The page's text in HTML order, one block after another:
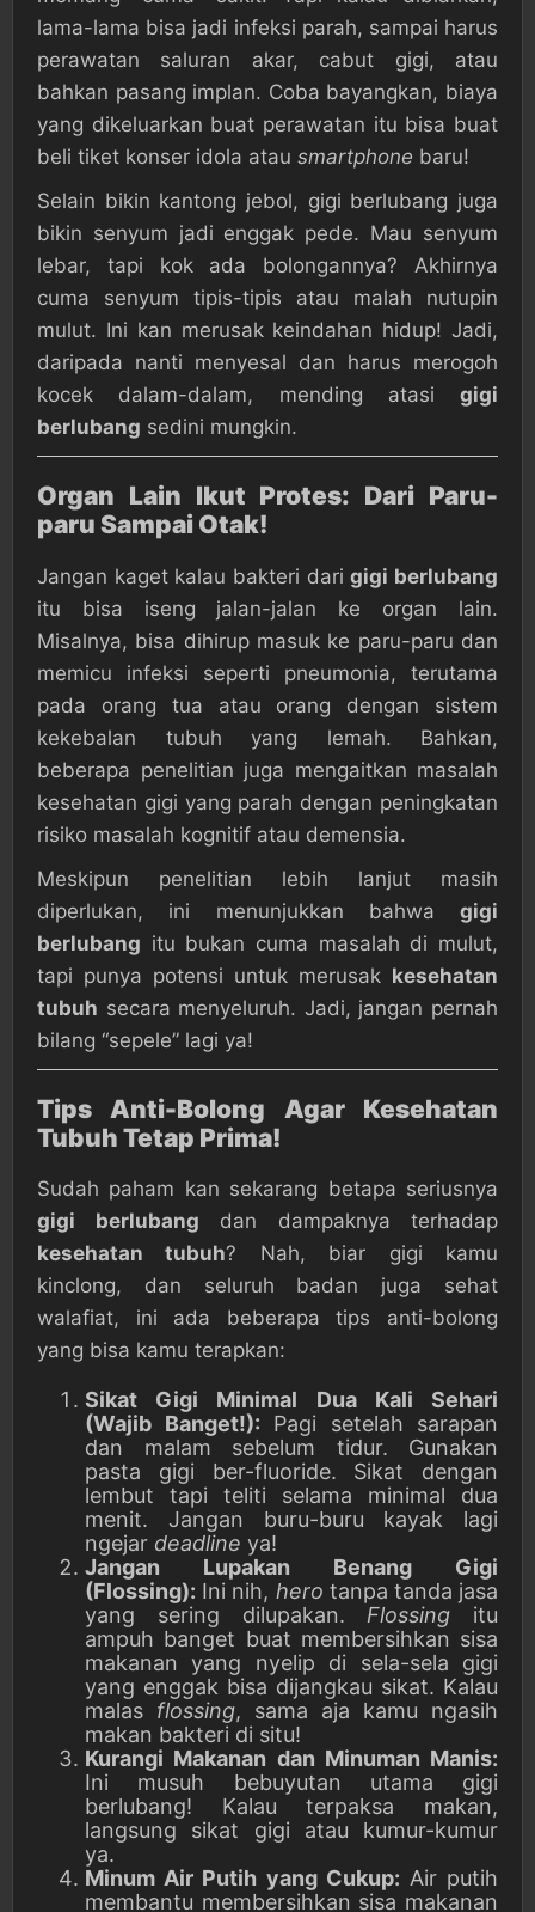
lama-lama bisa jadi infeksi parah, sampai harus
perawatan saluran akar, cabut gigi, atau
bahkan pasang implan. Coba bayangkan, biaya
yang dikeluarkan buat perawatan itu bisa buat
beli tiket konser idola atau smartphone baru!
Selain bikin kantong jebol, gigi berlubang juga
bikin senyum jadi enggak pede. Mau senyum
lebar, tapi kok ada bolongannya? Akhirnya
cuma senyum tipis-tipis atau malah nutupin
mulut. Ini kan merusak keindahan hidup! Jadi,
daripada nanti menyesal dan harus merogoh
kocek dalam-dalam, mending atasi gigi
berlubang sedini mungkin.
Organ Lain Ikut Protes: Dari Paru-
paru Sampai Otak!
Jangan kaget kalau bakteri darigigi berlubang
itu bisa iseng jalan-jalan ke organ lain.
Misalnya, bisa dihirup masuk ke paru-paru dan
memicu infeksi seperti pneumonia, terutama
pada orang tua atau orang dengan sistem
kekebalan tubuh yang lemah. Bahkan,
beberapa penelitian juga mengaitkan masalah
kesehatan gigi yang parah dengan peningkatan
risiko masalah kognitif atau demensia.
Meskipun penelitian lebih lanjut masih
diperlukan, ini menunjukkan bahwa gigi
berlubang itu bukan cuma masalah di mulut,
tapi punya potensi untuk merusak kesehatan
tubuh secara menyeluruh. Jadi, jangan pernah
bilang “sepele” lagi ya!
Tips Anti-Bolong Agar Kesehatan
Tubuh Tetap Prima!
Sudah paham kan sekarang betapa seriusnya
gigi berlubang dan dampaknya terhadap
kesehatan tubuh? Nah, biar gigi kamu
kinclong, dan seluruh badan juga sehat
walafiat, ini ada beberapa tips anti-bolong
yang bisa kamu terapkan:
Sikat Gigi Minimal Dua Kali Sehari
(Wajib Banget!): Pagi setelah sarapan
dan malam sebelum tidur. Gunakan
pasta gigi ber-fluoride. Sikat dengan
lembut tapi teliti selama minimal dua
menit. Jangan buru-buru kayak lagi
ngejar deadline ya!
Jangan Lupakan Benang Gigi
(Flossing): Ini nih, hero tanpa tanda jasa
yang sering dilupakan. Flossing itu
ampuh banget buat membersihkan sisa
makanan yang nyelip di sela-sela gigi
yang enggak bisa dijangkau sikat. Kalau
malas flossing, sama aja kamu ngasih
makan bakteri di situ!
Kurangi Makanan dan Minuman Manis:
Ini musuh bebuyutan utama gigi
berlubang! Kalau terpaksa makan,
langsung sikat gigi atau kumur-kumur
ya.
Minum Air Putih yang Cukup: Air putih
membantu membersihkan sisa makanan